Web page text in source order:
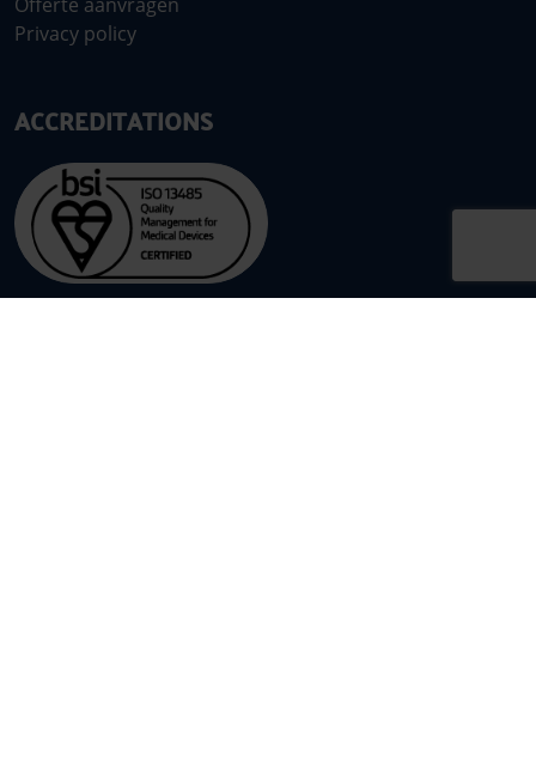
Privacy policy
ACCREDITATIONS